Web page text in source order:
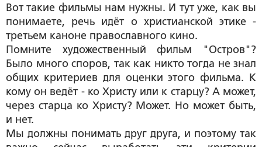
Вот такие фильмы нам нужны. И тут уже, как вы
понимаете, речь идёт о христианской этике -
третьем каноне православного кино.
Помните художественный фильм "Остров"?
Было много споров, так как никто тогда не знал
общих критериев для оценки этого фильма. К
кому он ведёт - ко Христу или к старцу? А может,
через старца ко Христу? Может. Но может быть,
и нет.
Мы должны понимать друг друга, и поэтому так